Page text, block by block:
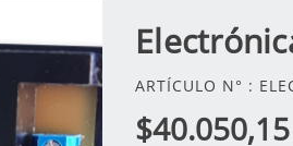
ARTÍCULO N° :
$40.050,15